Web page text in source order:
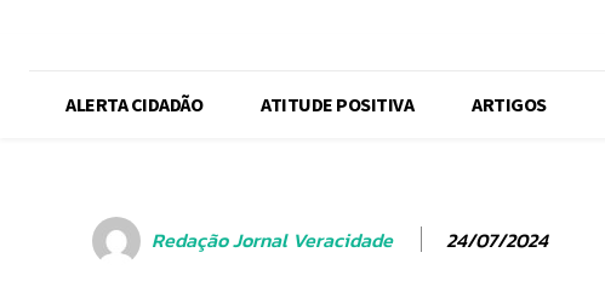
ALERTA CIDADÃO ATITUDE POSITIVA ARTIGOS
Redação Jornal Veracidade 24/07/2024